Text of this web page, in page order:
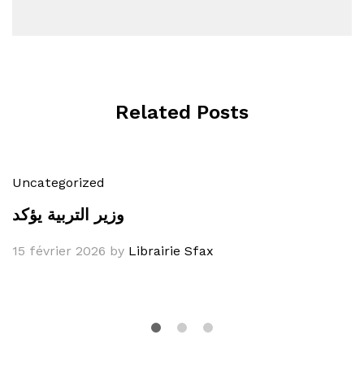
Related Posts
Uncategorized
وزير التربية يؤكد
15 février 2026 by Librairie Sfax